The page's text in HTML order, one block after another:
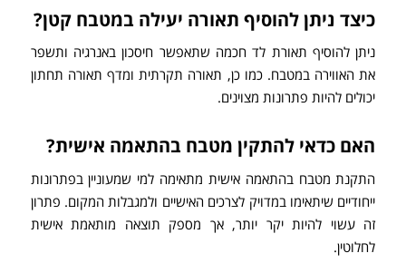
כיצד ניתן להוסיף תאורה יעילה במטבח קטן?
ניתן להוסיף תאורת לד חכמה שתאפשר חיסכון באנרגיה ותשפר
את האווירה במטבח. כמו כן, תאורה תקרתית ומדף תאורה תחתון
יכולים להיות פתרונות מצוינים.
האם כדאי להתקין מטבח בהתאמה אישית?
התקנת מטבח בהתאמה אישית מתאימה למי שמעוניין בפתרונות
ייחודיים שיתאימו במדויק לצרכים האישיים ולמגבלות המקום. פתרון
זה עשוי להיות יקר יותר, אך מספק תוצאה מותאמת אישית
לחלוטין.